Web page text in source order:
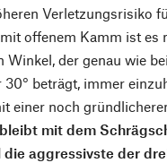
Verletzungsrisiko
offenem Kamm ist es
Winkel, der genau wie
30° beträgt, immer
einer noch
mit dem
die aggressivste der